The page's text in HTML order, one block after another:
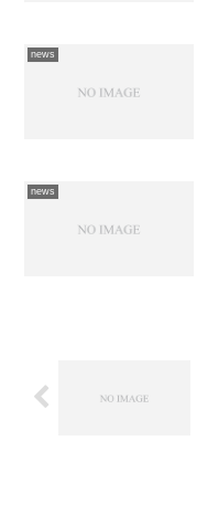
news
news